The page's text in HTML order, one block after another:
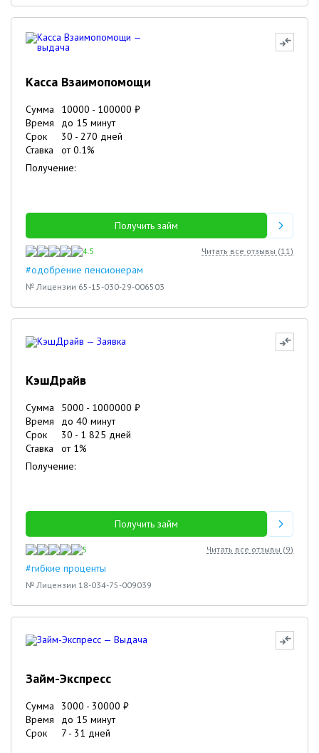
Касса Взаимопомощи
Сумма 10000 - 100000 ₽
Время
до 15 минут
Срок
30 - 270 дней
Ставка
от0.1%
Получение:
Получить займ
4.5 Читать все отзывы (11)
#одобрение пенсионерам
№ Лицензии 65-15-030-29-006503
КэшДрайв
Сумма 5000 - 1000000 ₽
Время
до 40 минут
Срок
30 - 1 825 дней
Ставка
от 1%
Получение:
Получить займ
5 Читать все отзывы (9)
#гибкие проценты
№ Лицензии 18-034-75-009039
Займ-Экспресс
Сумма 3000 - 30000 ₽
Время
до 15 минут
Срок
7 - 31 дней